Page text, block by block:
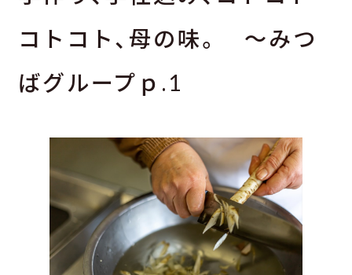
コトコト、母の味。 ～みつ
ばグループｐ.1